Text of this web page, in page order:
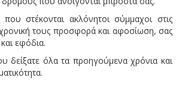
στέκονται ακλόνητοι σύμμαχοι στις
τους προσφορά και αφοσίωση, σας
εφόδια.
δείξατε όλα τα προηγούμενα χρόνια και